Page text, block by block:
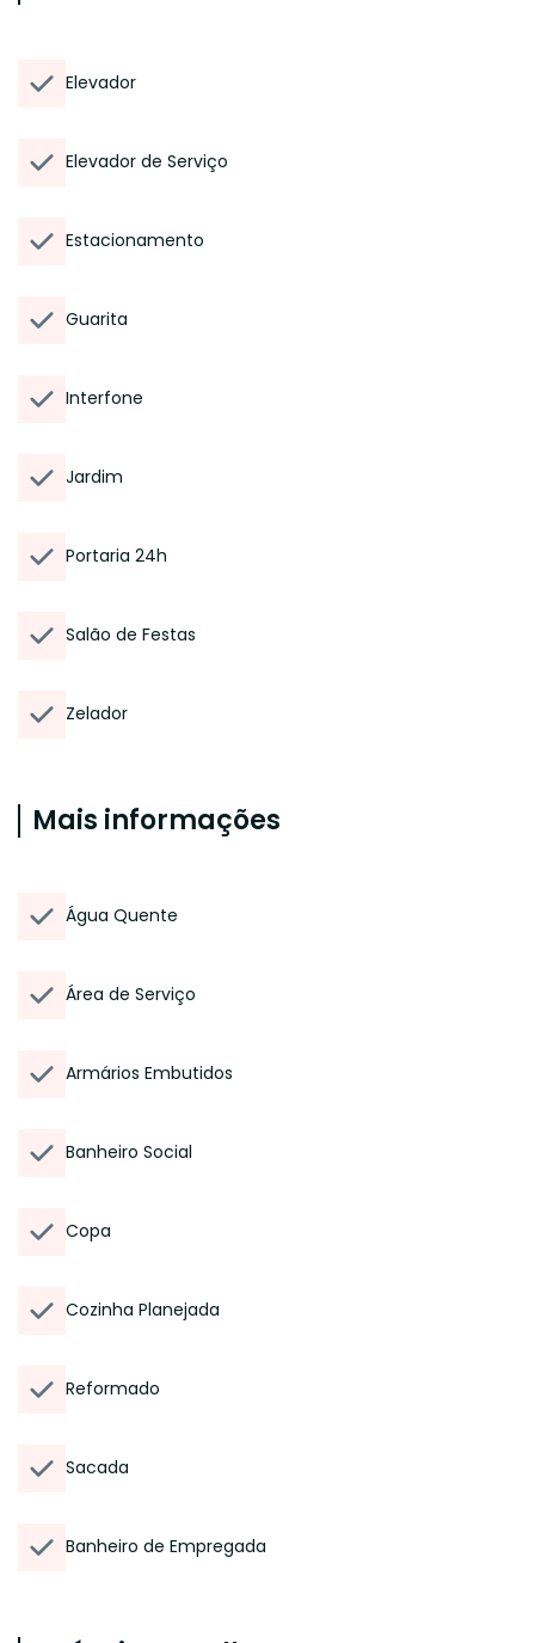
Elevador
Elevador de Serviço
Estacionamento
Guarita
Interfone
Jardim
Portaria 24h
Salão de Festas
Zelador
Mais informações
Água Quente
Área de Serviço
Armários Embutidos
Banheiro Social
Copa
Cozinha Planejada
Reformado
Sacada
Banheiro de Empregada